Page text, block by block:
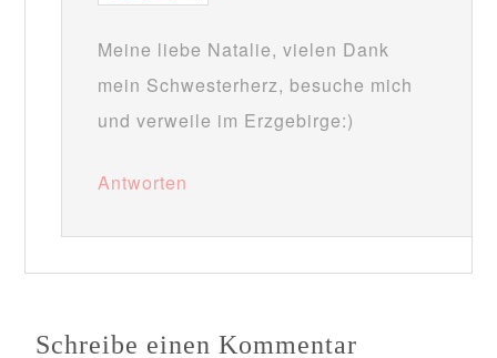
Meine liebe Natalie, vielen Dank
mein Schwesterherz, besuche mich
und verweile im Erzgebirge:)
Antworten
Schreibe einen Kommentar